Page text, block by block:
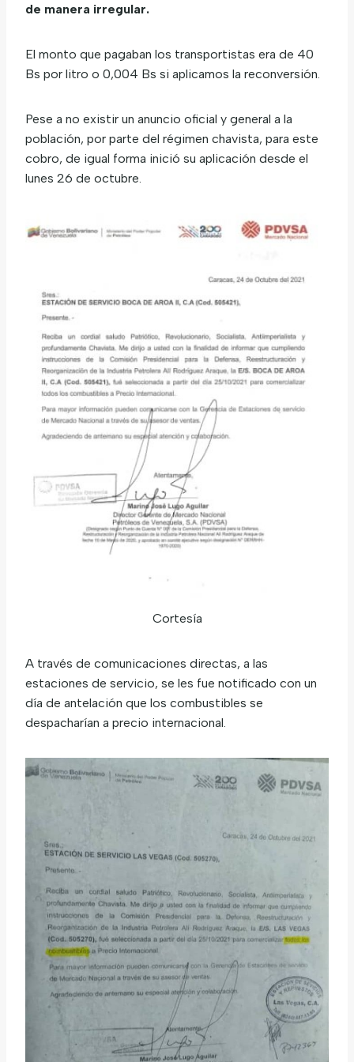
de manera irregular.
El monto que pagaban los transportistas era de 40
Bs por litro o 0,004 Bs si aplicamos la reconversión.
Pese a no existir un anuncio oficial y general a la
población, por parte del régimen chavista, para este
cobro, de igual forma inició su aplicación desde el
lunes 26 de octubre.
Cortesía
A través de comunicaciones directas, a las
estaciones de servicio, se les fue notificado con un
día de antelación que los combustibles se
despacharían a precio internacional.